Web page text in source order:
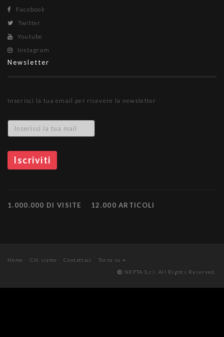
Facebook
Twitter
Youtube
Instagram
Newsletter
Inserisci la tua email per ricevere la newsletter
1.000.000 DI VISITE 12.000 ARTICOLI
Home Chi siamo Contattaci
Torna su
NEPTA S.r.l. All Rights Reserved.